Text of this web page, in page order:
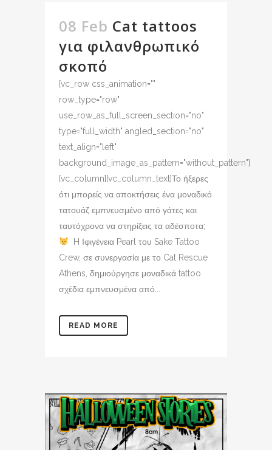
08 Feb Cat tattoos
για φιλανθρωπικό
σκοπό
[vc_row css_animation=""
row_type="row"
use_row_as_full_screen_section="no"
type="full_width" angled_section="no"
text_align="left"
background_image_as_pattern="without_pattern"]
[vc_column][vc_column_text]Το ήξερες
ότι μπορείς να αποκτήσεις ένα μοναδικό
τατουάζ εμπνευσμένο από γάτες και
ταυτόχρονα να στηρίξεις τα αδέσποτα;
H Ιφιγένεια Pearl του Sake Tattoo
Crew, σε συνεργασία με το Cat Rescue
Athens, δημιούργησε μοναδικά tattoo
σχέδια εμπνευσμένα από...
READ MORE